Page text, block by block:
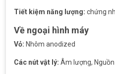
Tiết kiệm năng lượng: chứng
Về ngoại hình máy
Vỏ: Nhôm anodized
Các nút vật lý: Âm lượng, Nguồn